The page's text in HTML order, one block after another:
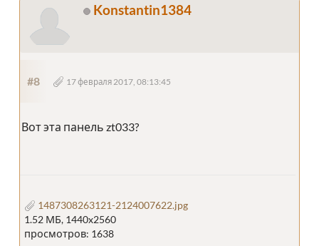
Konstantin1384
#8 17 февраля 2017, 08:13:45
Вот эта панель zt033?
1487308263121-2124007622.jpg
1.52 МБ, 1440x2560
просмотров: 1638